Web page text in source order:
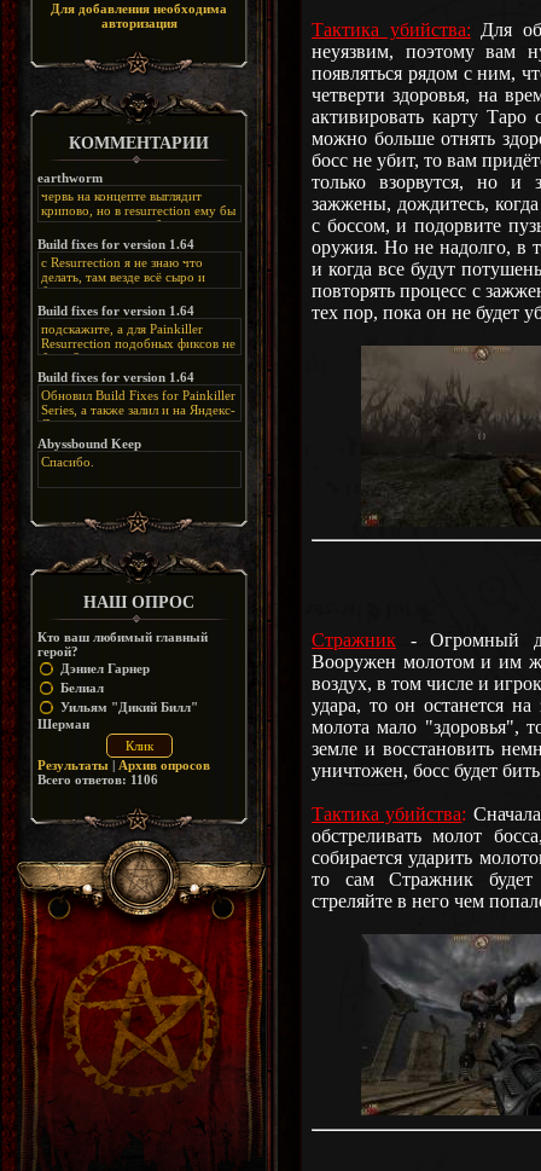
Для добавления необходима
авторизация
КОММЕНТАРИИ
earthworm
червь на концепте выглядит
крипово, но в resurrection ему бы
нашлось место, особенно в
каких-нибудь подземных
катакомбах. жаль, что половину
задумок там вырезали, зато и
рпгшности меньше. build fixes
спасибо что перезалили на
яндекс. а вот в комментах на
сайте у меня пару раз вылезала
левая вставка
https://uzbekmelbet.com/ru/
дико отвлекает от обсуждения
скринов.
Build fixes for version 1.64
с Resurrection я не знаю что
делать, там везде всё сыро и
баговано, от чего и заниматься
этим не хочется, тут либо играть
как есть или искать патчи для
этого дополнения на moddb,
либо же на крайняк играть мод
Resurrection, но настолько что не
особо уже и узнаётся
Build fixes for version 1.64
подскажите, а для Painkiller
Resurrection подобных фиксов не
будет?
Build fixes for version 1.64
Обновил Build Fixes for Painkiller
Series, а также залил и на Яндекс-
Диск
https://disk.yandex.ru/d/_zvZekuO5FTd3Q
Abyssbound Keep
Спасибо.
НАШ ОПРОС
Кто ваш любимый главный
герой?
Дэниел Гарнер
Белиал
Уильям "Дикий Билл"
Шерман
Результаты | Архив опросов
Всего ответов: 1106
Тактика убийства: Для
неуязвим, поэтому вам
появляться рядом с ним,
четверти здоровья, на
активировать карту
можно больше отнять
босс не убит, то вам
только взорвутся, но и
зажжены, дождитесь,
с боссом, и подорвите
оружия. Но не надолго, в
и когда все будут
повторять процесс с
тех пор, пока он не будет
Стражник - Огромный
Вооружен молотом и им
воздух, в том числе и
удара, то он останется
молота мало "здоровья",
земле и восстановить
уничтожен, босс будет
Тактика убийства:
обстреливать молот
собирается ударить
то сам Стражник
стреляйте в него чем